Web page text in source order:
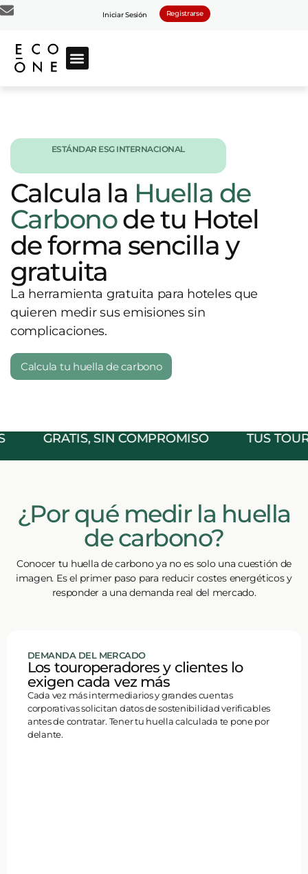
Iniciar Sesión Registrarse
ESTÁNDAR ESG INTERNACIONAL​
Calcula la Huella de
Carbonode tu Hotel
de forma sencilla y
gratuita
La herramienta gratuita para hoteles que
quieren medir sus emisiones sin
complicaciones.
Calcula tu huella de carbono
GRATIS, SIN COMPROMISO TUS
¿Por qué medir la huella
de carbono?​
Conocer tu huella de carbono ya no es solo una cuestión de
imagen. Es el primer paso para reducir costes energéticos y
responder a una demanda real del mercado.
DEMANDA DEL MERCADO
Los touroperadores y clientes lo
exigen cada vez más
Cada vez más intermediarios y grandes cuentas
corporativas solicitan datos de sostenibilidad verificables
antes de contratar. Tener tu huella calculada te pone por
delante.